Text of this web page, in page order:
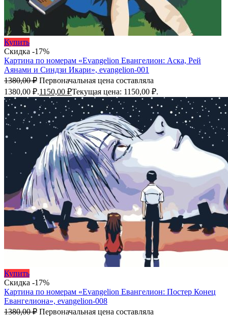
Купить
Скидка -17%
Картина по номерам «Evangelion Евангелион: Аска, Рей
Аянами и Синдзи Икари», evangelion-001
1380,00₽ Первоначальная цена составляла
1380,00 ₽.1150,00 ₽Текущая цена: 1150,00 ₽.
Купить
Скидка -17%
Картина по номерам «Evangelion Евангелион: Постер Конец
Евангелиона», evangelion-008
1380,00₽ Первоначальная цена составляла